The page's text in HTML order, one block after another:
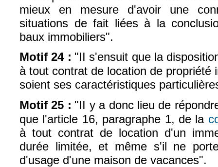
mieux en mesure d'avoir une
situations de fait liées à la
baux immobiliers".
Motif 24 : "II s'ensuit que la
à tout contrat de location de propriété
soient ses caractéristiques
Motif 25 : "II y a donc lieu de
que l'article 16, paragraphe 1, de la
à tout contrat de location d'un
durée limitée, et même s'il ne
d'usage d'une maison de vacances".